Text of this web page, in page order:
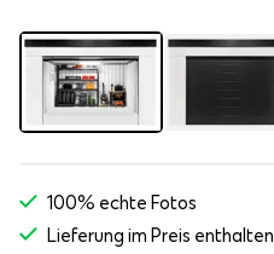
100% echte Fotos
Lieferung im Preis enthalten